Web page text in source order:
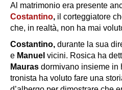
Al matrimonio era presente
Costantino, il corteggiatore
che, in realtà, non ha mai
Costantino, durante la sua
e Manuel vicini. Rosica ha
Mauras dormivano insieme in
tronista ha voluto fare una